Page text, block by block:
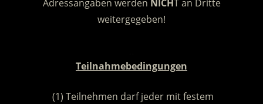
Adressangaben werden NICHT an Dritte
weitergegeben!
Teilnahmebedingungen
(1) Teilnehmen darf jeder mit festem